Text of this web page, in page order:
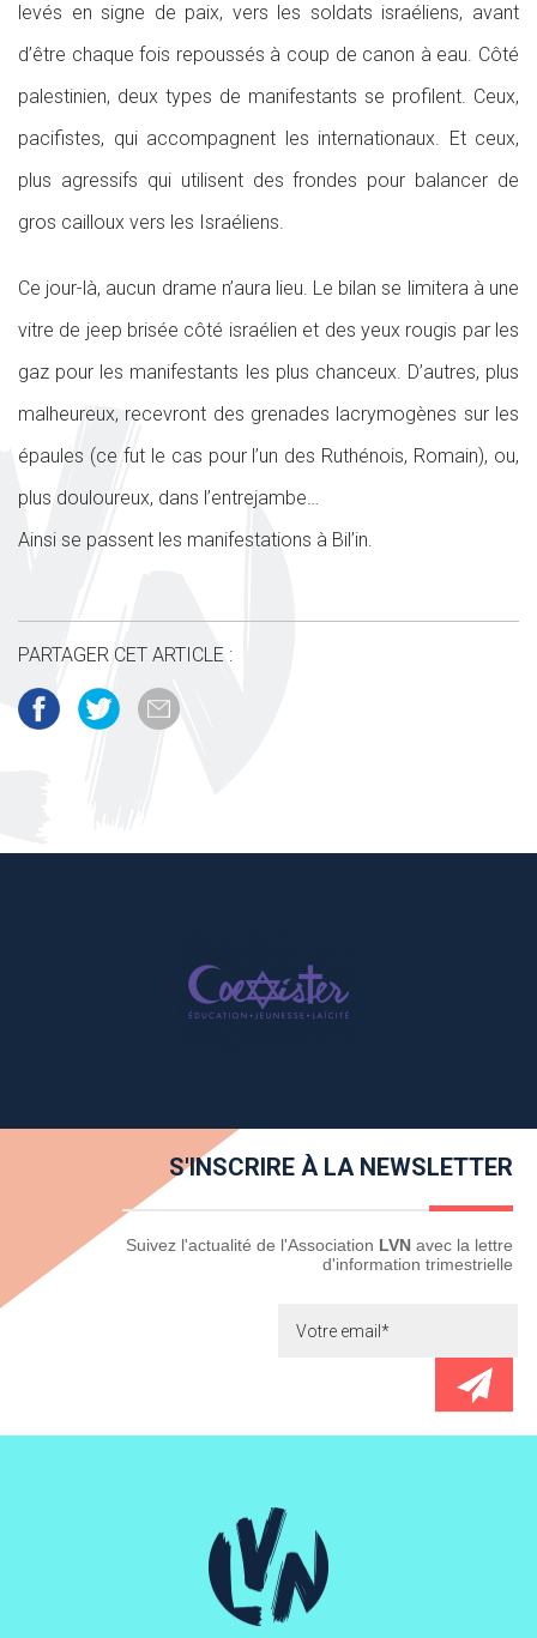
levés en signe de paix, vers les soldats israéliens, avant
d’être chaque fois repoussés à coup de canon à eau. Côté
palestinien, deux types de manifestants se profilent. Ceux,
pacifistes, qui accompagnent les internationaux. Et ceux,
plus agressifs qui utilisent des frondes pour balancer de
gros cailloux vers les Israéliens.
Ce jour-là, aucun drame n’aura lieu. Le bilan se limitera à une
vitre de jeep brisée côté israélien et des yeux rougis par les
gaz pour les manifestants les plus chanceux. D’autres, plus
malheureux, recevront des grenades lacrymogènes sur les
épaules (ce fut le cas pour l’un des Ruthénois, Romain), ou,
plus douloureux, dans l’entrejambe…
Ainsi se passent les manifestations à Bil’in.
PARTAGER CET ARTICLE :
S'INSCRIRE À LA NEWSLETTER
Newsletter Suivez l'actualité de l'Association LVN avec la lettre
d'information trimestrielle